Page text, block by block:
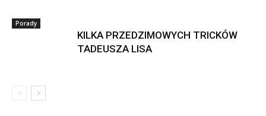
Porady
KILKA PRZEDZIMOWYCH TRICKÓW
TADEUSZA LISA